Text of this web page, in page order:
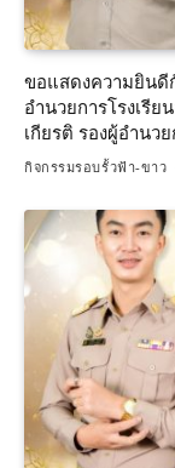
ขอแสดงความยินดี
อำนวยการโรงเรี
เกียรติ รองผู้อำนว
กิจกรรมรอบรั้วฟ้า-ขาว